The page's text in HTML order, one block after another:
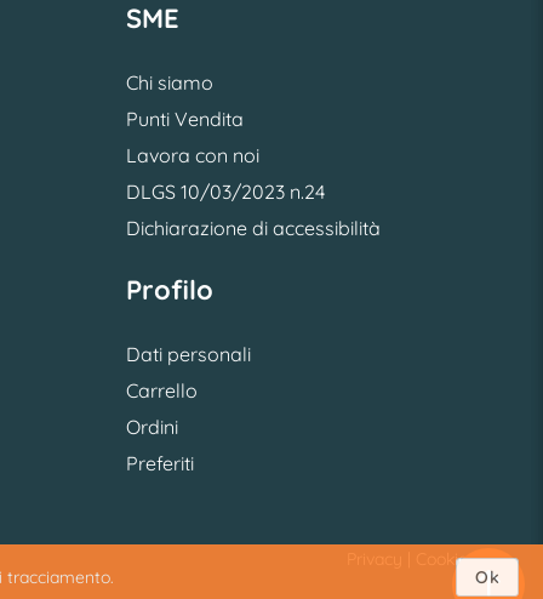
tracciamento.
Ok
SME
Chi siamo
Punti Vendita
Lavora con noi
DLGS 10/03/2023 n.24
Dichiarazione di accessibilità
Profilo
Dati personali
Carrello
Ordini
Preferiti
Cookie